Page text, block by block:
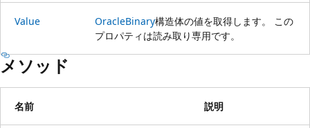
Value OracleBinary構造体の値を取得します。 この
プロパティは読み取り専用です。
メソッド
名前 説明